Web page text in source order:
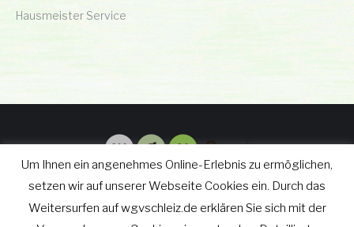
Hausmeister Service
Um Ihnen ein angenehmes Online-Erlebnis zu ermöglichen,
setzen wir auf unserer Webseite Cookies ein. Durch das
Weitersurfen auf wgvschleiz.de erklären Sie sich mit der